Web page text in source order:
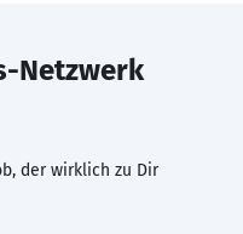
Netzwerk
der wirklich zu Dir